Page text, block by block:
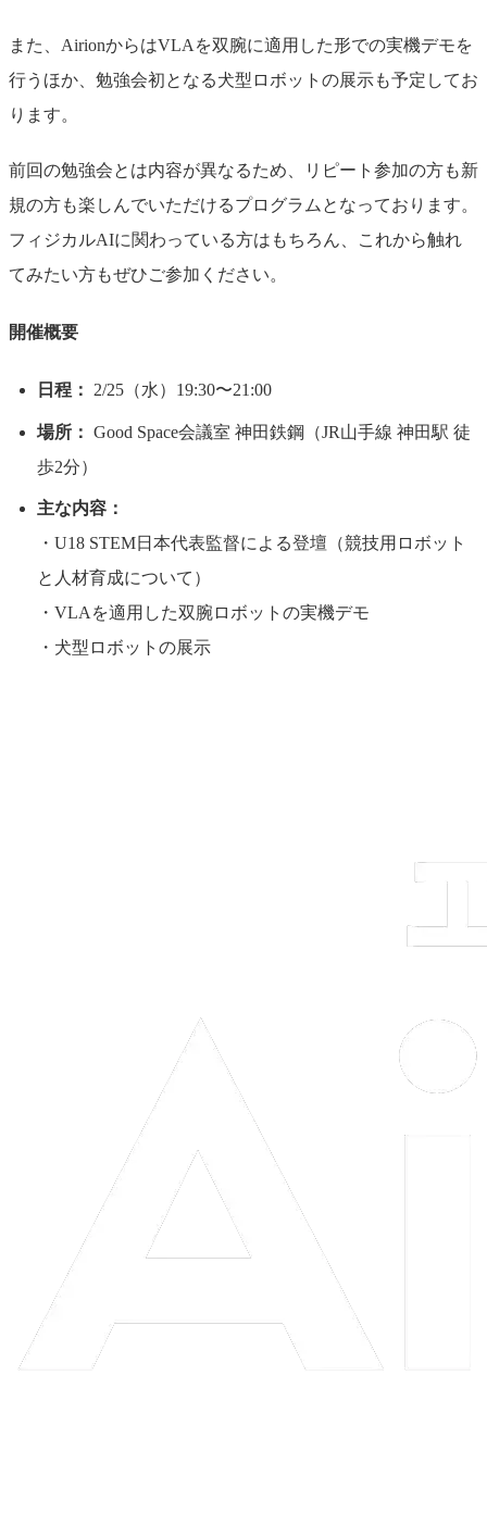
また、AirionからはVLAを双腕に適用した形での実機デモを
行うほか、勉強会初となる犬型ロボットの展示も予定してお
ります。
前回の勉強会とは内容が異なるため、リピート参加の方も新
規の方も楽しんでいただけるプログラムとなっております。
フィジカルAIに関わっている方はもちろん、これから触れ
てみたい方もぜひご参加ください。
開催概要
日程： 2/25（水）19:30〜21:00
場所： Good Space会議室 神田鉄鋼（JR山手線 神田駅 徒
歩2分）
主な内容：
・U18 STEM日本代表監督による登壇（競技用ロボット
と人材育成について）
・VLAを適用した双腕ロボットの実機デモ
・犬型ロボットの展示